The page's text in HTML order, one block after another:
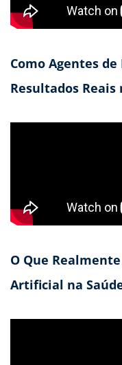
Como Agentes
Resultados Reais
O Que
Artificial na